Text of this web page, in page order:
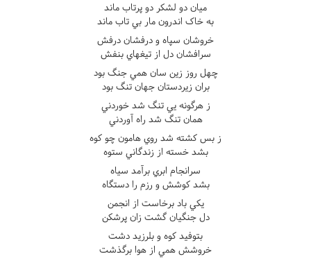
ميان دو لشکر دو پرتاب ماند
به خاک اندرون مار بي تاب ماند
خروشان سپاه و درفشان درفش
سرافشان دل از تيغهاي بنفش
چهل روز زين سان همي جنگ بود
بران زيردستان جهان تنگ بود
ز هرگونه يي تنگ شد خوردني
همان تنگ شد راه آوردني
ز بس کشته شد روي هامون چو کوه
بشد خسته از زندگاني ستوه
سرانجام ابري برآمد سياه
بشد کوشش و رزم را دستگاه
يکي باد برخاست از انجمن
دل جنگيان گشت زان پرشکن
بتوفيد کوه و بلرزيد دشت
خروشش همي از هوا برگذشت